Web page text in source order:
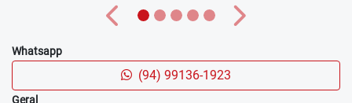
Anterior Próximo
Whatsapp
(94) 99136-1923
Geral